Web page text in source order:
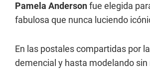
Pamela Andersonfue elegida
fabulosa que nunca luciendo
En las postales compartidas por
demencial y hasta modelando